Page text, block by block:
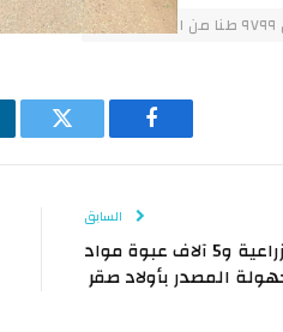
فيسبوك تويتر
السابق
ضبط 5 اطنان مبيدات زراعية و5 آلاف عبوة مواد
المصدر بأولاد صقر